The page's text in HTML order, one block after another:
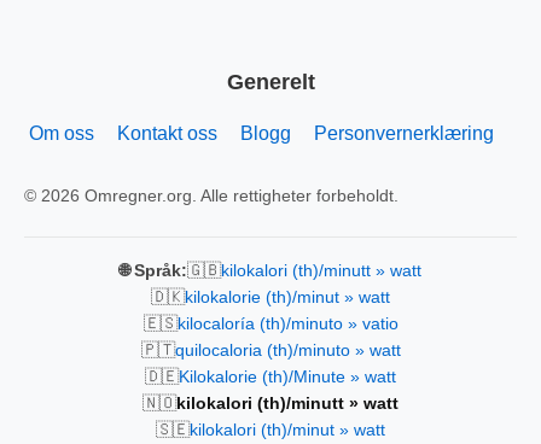
Generelt
Om oss Kontakt oss Blogg Personvernerklæring
© 2026 Omregner.org. Alle rettigheter forbeholdt.
🌐 Språk:🇬🇧kilokalori (th)/minutt » watt
🇩🇰kilokalorie (th)/minut » watt
🇪🇸kilocaloría (th)/minuto » vatio
🇵🇹quilocaloria (th)/minuto » watt
🇩🇪Kilokalorie (th)/Minute » watt
🇳🇴kilokalori (th)/minutt » watt
🇸🇪kilokalori (th)/minut » watt